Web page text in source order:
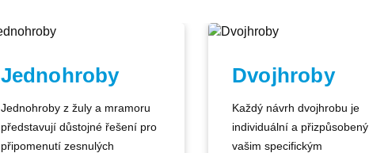
Jednohroby
Jednohroby z žuly a mramoru
představují důstojné řešení pro
připomenutí zesnulých
Dvojhroby
Každý návrh dvojhrobu je
individuální a přizpůsobený
vašim specifickým